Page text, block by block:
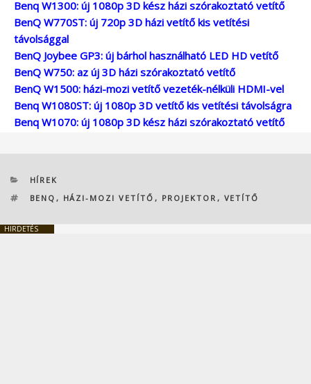
Benq W1300: új 1080p 3D kész házi szórakoztató vetítő
BenQ W770ST: új 720p 3D házi vetítő kis vetítési
távolsággal
BenQ Joybee GP3: új bárhol használható LED HD vetítő
BenQ W750: az új 3D házi szórakoztató vetítő
BenQ W1500: házi-mozi vetítő vezeték-nélküli HDMI-vel
Benq W1080ST: új 1080p 3D vetítő kis vetítési távolságra
Benq W1070: új 1080p 3D kész házi szórakoztató vetítő
KATEGÓRIÁK
HÍREK
CÍMKÉK
BENQ , HÁZI-MOZI VETÍTŐ , PROJEKTOR , VETÍTŐ
HIRDETÉS